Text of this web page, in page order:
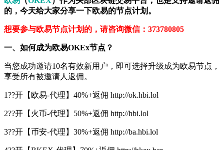
的，今天给大家分享一下欧易的节点计划。
想要参与欧易节点计划的，请咨询微信：373780805
一、如何成为欧易OKEx节点？
当您成功邀请10名有效新用户，即可选择升级成为欧易节点，
享受所有被邀请人返佣。
1??开【欧易-代理】40%+返佣 http://ok.hbi.lol
2??开【火币-代理】50%+返佣 http://hbi.lol
3??开【币安-代理】30%+返佣 http://ba.hbi.lol